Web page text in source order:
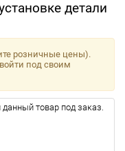
детали
розничные цены).
под своим
товар под заказ.